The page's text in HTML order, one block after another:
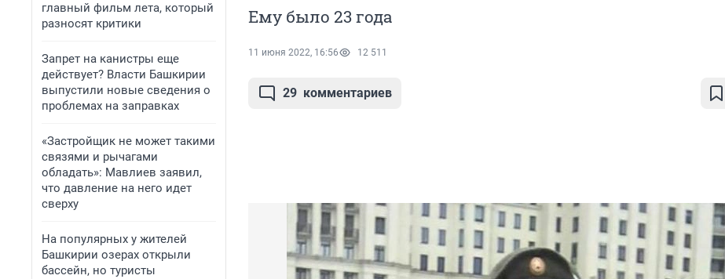
главный фильм лета, который
разносят критики
Запрет на канистры еще
действует? Власти Башкирии
выпустили новые сведения о
проблемах на заправках
«Застройщик не может такими
связями и рычагами
обладать»: Мавлиев заявил,
что давление на него идет
сверху
На популярных у жителей
Башкирии озерах открыли
бассейн, но туристы
Ему было 23 года
11 июня 2022, 16:56 12 511
29 комментариев